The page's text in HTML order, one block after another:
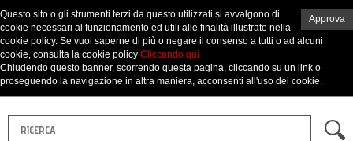
Approva
Questo sito o gli strumenti terzi da questo utilizzati si avvalgono di
cookie necessari al funzionamento ed utili alle finalità illustrate nella
cookie policy. Se vuoi saperne di più o negare il consenso a tutti o ad alcuni
cookie, consulta la cookie policy Cliccando qui
Chiudendo questo banner, scorrendo questa pagina, cliccando su un link o
proseguendo la navigazione in altra maniera, acconsenti all'uso dei cookie.